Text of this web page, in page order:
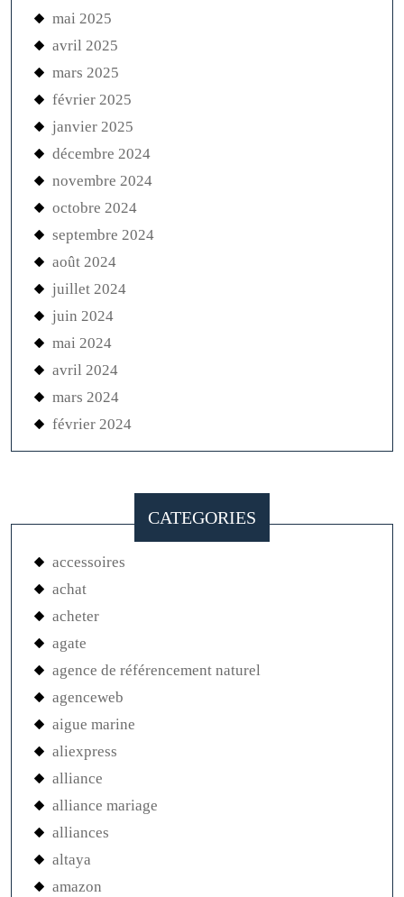
mai 2025
avril 2025
mars 2025
février 2025
janvier 2025
décembre 2024
novembre 2024
octobre 2024
septembre 2024
août 2024
juillet 2024
juin 2024
mai 2024
avril 2024
mars 2024
février 2024
CATEGORIES
accessoires
achat
acheter
agate
agence de référencement naturel
agenceweb
aigue marine
aliexpress
alliance
alliance mariage
alliances
altaya
amazon